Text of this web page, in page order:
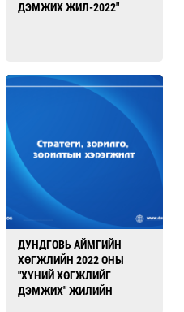
ДЭМЖИХ ЖИЛ-2022"
ДУНДГОВЬ АЙМГИЙН
ХӨГЖЛИЙН 2022 ОНЫ
"ХҮНИЙ ХӨГЖЛИЙГ
ДЭМЖИХ" ЖИЛИЙН